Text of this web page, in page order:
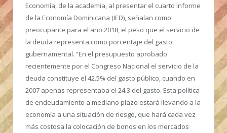
Economía, de la academia, al presentar el cuarto Informe
de la Economía Dominicana (IED), señalan como
preocupante para el año 2018, el peso que el servicio de
la deuda representa como porcentaje del gasto
gubernamental. “En el presupuesto aprobado
recientemente por el Congreso Nacional el servicio de la
deuda constituye el 42.5% del gasto público, cuando en
2007 apenas representaba el 24.3 del gasto. Esta política
de endeudamiento a mediano plazo estará llevando a la
economía a una situación de riesgo, que hará cada vez
más costosa la colocación de bonos en los mercados